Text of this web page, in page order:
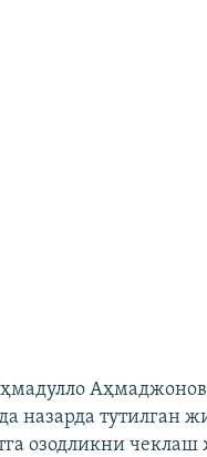
назарда тутилган
озодликни чеклаш